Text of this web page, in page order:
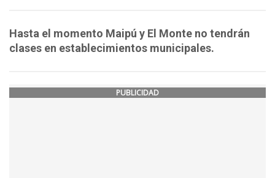
Hasta el momento Maipú y El Monte no tendrán
clases en establecimientos municipales.
PUBLICIDAD